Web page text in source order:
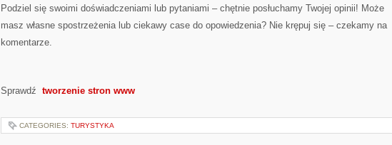
Podziel się swoimi doświadczeniami lub pytaniami – chętnie posłuchamy Twojej opinii! Może
masz własne spostrzeżenia lub ciekawy case do opowiedzenia? Nie krępuj się – czekamy na
komentarze.
Sprawdź tworzenie stron www
CATEGORIES: TURYSTYKA